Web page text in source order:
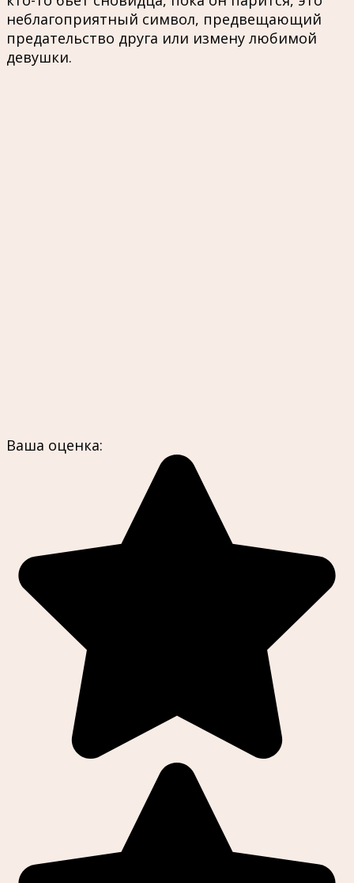
неблагоприятный символ, предвещающий
предательство друга или измену любимой
девушки.
Ваша оценка: